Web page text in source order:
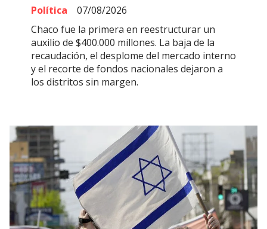
Política
07/08/2026
Chaco fue la primera en reestructurar un
auxilio de $400.000 millones. La baja de la
recaudación, el desplome del mercado interno
y el recorte de fondos nacionales dejaron a
los distritos sin margen.